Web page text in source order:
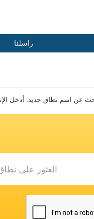
راسلنا